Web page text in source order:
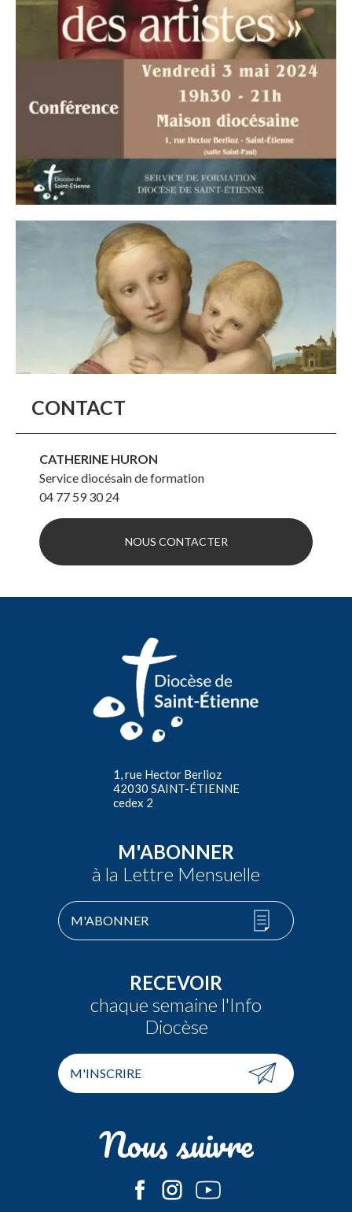
CONTACT
CATHERINE HURON
Service diocésain de formation
04 77 59 30 24
NOUS CONTACTER
1, rue Hector Berlioz
42030 SAINT-ÉTIENNE
cedex 2
M'ABONNER
à la Lettre Mensuelle
M'ABONNER
RECEVOIR
chaque semaine l'Info
Diocèse
M'INSCRIRE
Nous suivre